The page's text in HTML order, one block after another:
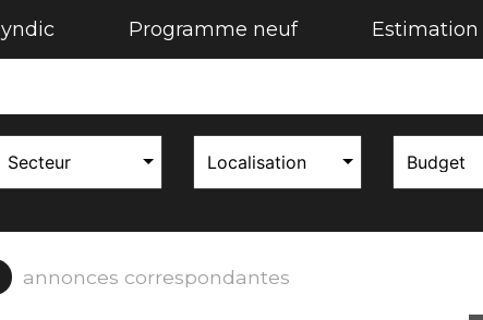
syndic programme neuf estimation
Secteur Localisation Budget
annonces correspondantes